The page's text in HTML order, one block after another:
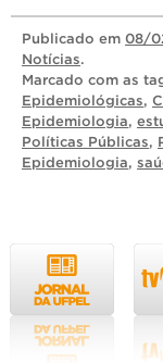
Publicado em 08/
Notícias.
Marcado com as
Epidemiológicas,
Epidemiologia,
Políticas Públicas,
Epidemiologia,